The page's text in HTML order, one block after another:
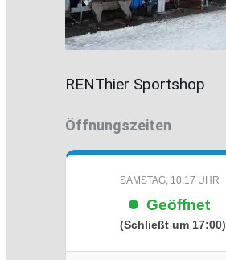
RENThier Sportshop
Öffnungszeiten
SAMSTAG, 10:17 UHR
Geöffnet
(Schließt um 17:00)